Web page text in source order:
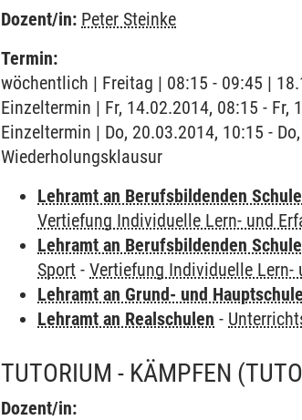
Dozent/in: Peter Steinke
Termin:
wöchentlich | Freitag | 08:15 - 09:45 |
Einzeltermin | Fr, 14.02.2014, 08:15 -
Einzeltermin | Do, 20.03.2014, 10:15 -
Wiederholungsklausur
Lehramt an Berufsbildenden
Vertiefung Individuelle Lern- und
Lehramt an Berufsbildenden
Sport -Vertiefung Individuelle Lern-
Lehramt an Grund- und
Lehramt an Realschulen -
TUTORIUM - KÄMPFEN
Dozent/in: